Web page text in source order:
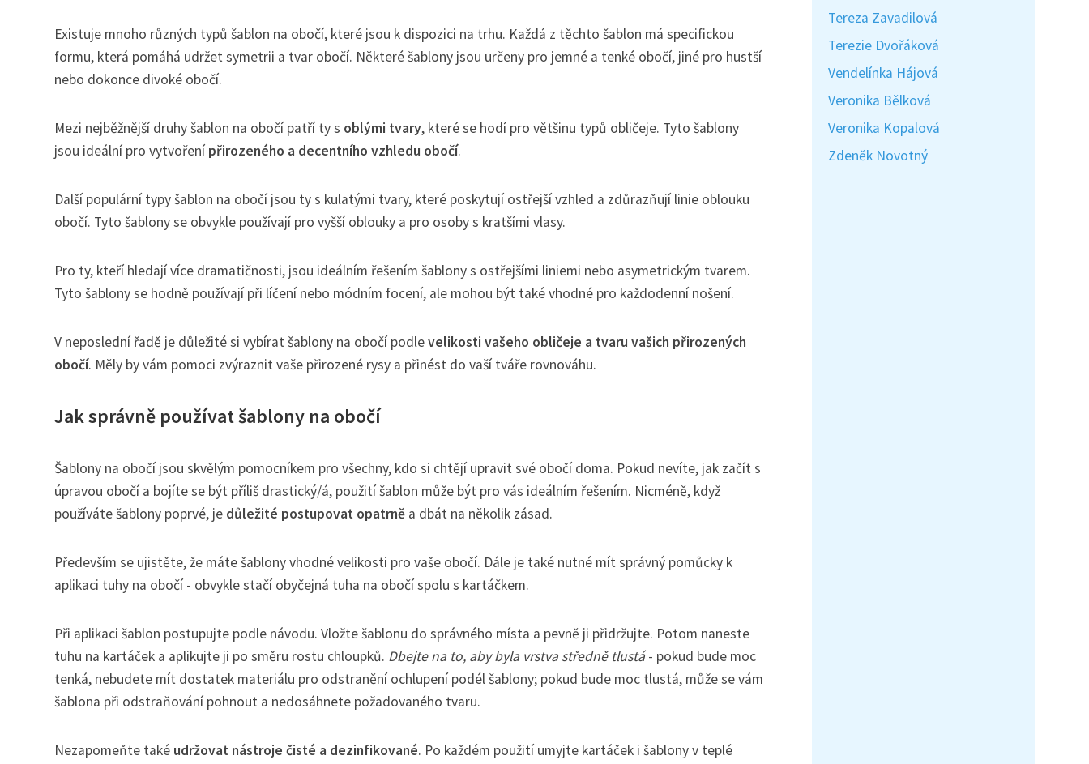
Existuje mnoho různých typů šablon na obočí, které jsou k dispozici na trhu. Každá z těchto šablon má specifickou
formu, která pomáhá udržet symetrii a tvar obočí. Některé šablony jsou určeny pro jemné a tenké obočí, jiné pro hustší
nebo dokonce divoké obočí.
Mezi nejběžnější druhy šablon na obočí patří ty s oblými tvary, které se hodí pro většinu typů obličeje. Tyto šablony
jsou ideální pro vytvoření přirozeného a decentního vzhledu obočí.
Další populární typy šablon na obočí jsou ty s kulatými tvary, které poskytují ostřejší vzhled a zdůrazňují linie oblouku
obočí. Tyto šablony se obvykle používají pro vyšší oblouky a pro osoby s kratšími vlasy.
Pro ty, kteří hledají více dramatičnosti, jsou ideálním řešením šablony s ostřejšími liniemi nebo asymetrickým tvarem.
Tyto šablony se hodně používají při líčení nebo módním focení, ale mohou být také vhodné pro každodenní nošení.
V neposlední řadě je důležité si vybírat šablony na obočí podlevelikosti vašeho obličeje a tvaru vašich přirozených
obočí. Měly by vám pomoci zvýraznit vaše přirozené rysy a přinést do vaší tváře rovnováhu.
Jak správně používat šablony na obočí
Šablony na obočí jsou skvělým pomocníkem pro všechny, kdo si chtějí upravit své obočí doma. Pokud nevíte, jak začít s
úpravou obočí a bojíte se být příliš drastický/á, použití šablon může být pro vás ideálním řešením. Nicméně, když
používáte šablony poprvé, je důležité postupovat opatrně a dbát na několik zásad.
Především se ujistěte, že máte šablony vhodné velikosti pro vaše obočí. Dále je také nutné mít správný pomůcky k
aplikaci tuhy na obočí - obvykle stačí obyčejná tuha na obočí spolu s kartáčkem.
Při aplikaci šablon postupujte podle návodu. Vložte šablonu do správného místa a pevně ji přidržujte. Potom naneste
tuhu na kartáček a aplikujte ji po směru rostu chloupků. Dbejte na to, aby byla vrstva středně tlustá- pokud bude moc
tenká, nebudete mít dostatek materiálu pro odstranění ochlupení podél šablony; pokud bude moc tlustá, může se vám
šablona při odstraňování pohnout a nedosáhnete požadovaného tvaru.
Nezapomeňte také udržovat nástroje čisté a dezinfikované. Po každém použití umyjte kartáček i šablony v teplé
Tereza Zavadilová
Terezie Dvořáková
Vendelínka Hájová
Veronika Bělková
Veronika Kopalová
Zdeněk Novotný